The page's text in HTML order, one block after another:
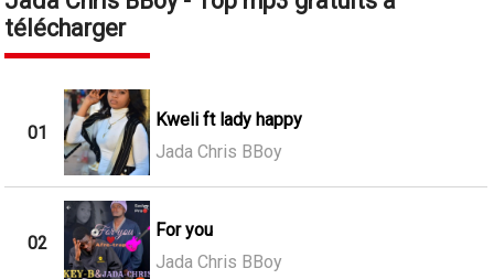
télécharger
01
Kweli ft lady happy
Jada Chris BBoy
02
For you
Jada Chris BBoy